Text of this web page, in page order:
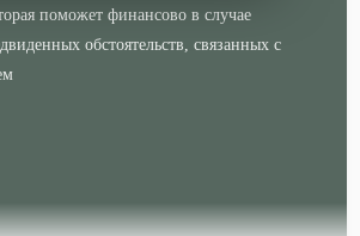
поможет финансово в случае
обстоятельств, связанных с